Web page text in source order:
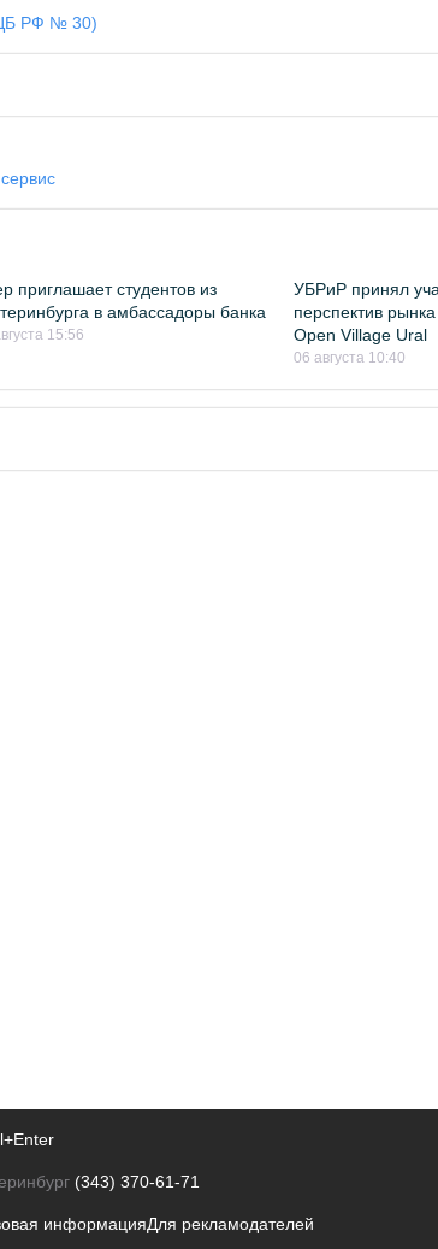
РФ № 30)
сервис
приглашает студентов из
в амбассадоры банка
15:56
УБРиР принял
перспектив
Open Village Ural
06 августа 10:40
(343) 370-61-71
информацияДля рекламодателей